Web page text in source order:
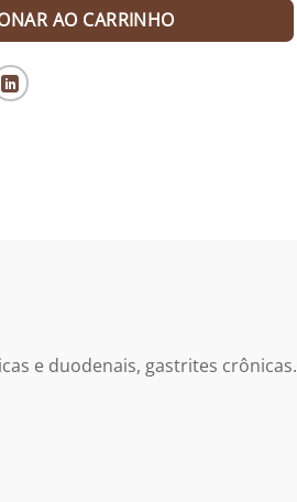
AO CARRINHO
e duodenais, gastrites crônicas.